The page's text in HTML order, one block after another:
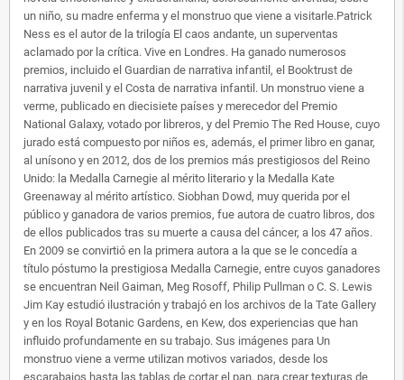
un niño, su madre enferma y el monstruo que viene a visitarle.Patrick
Ness es el autor de la trilogía El caos andante, un superventas
aclamado por la crítica. Vive en Londres. Ha ganado numerosos
premios, incluido el Guardian de narrativa infantil, el Booktrust de
narrativa juvenil y el Costa de narrativa infantil. Un monstruo viene a
verme, publicado en diecisiete países y merecedor del Premio
National Galaxy, votado por libreros, y del Premio The Red House, cuyo
jurado está compuesto por niños es, además, el primer libro en ganar,
al unísono y en 2012, dos de los premios más prestigiosos del Reino
Unido: la Medalla Carnegie al mérito literario y la Medalla Kate
Greenaway al mérito artístico. Siobhan Dowd, muy querida por el
público y ganadora de varios premios, fue autora de cuatro libros, dos
de ellos publicados tras su muerte a causa del cáncer, a los 47 años.
En 2009 se convirtió en la primera autora a la que se le concedía a
título póstumo la prestigiosa Medalla Carnegie, entre cuyos ganadores
se encuentran Neil Gaiman, Meg Rosoff, Philip Pullman o C. S. Lewis
Jim Kay estudió ilustración y trabajó en los archivos de la Tate Gallery
y en los Royal Botanic Gardens, en Kew, dos experiencias que han
influido profundamente en su trabajo. Sus imágenes para Un
monstruo viene a verme utilizan motivos variados, desde los
escarabajos hasta las tablas de cortar el pan, para crear texturas de